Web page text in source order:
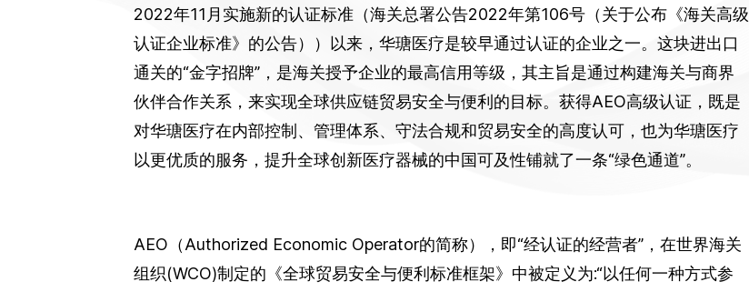
2022年11月实施新的认证标准（海关总署公告2022年第106号（关于公布《海关高级
认证企业标准》的公告））以来，华瑭医疗是较早通过认证的企业之一。这块进出口
通关的“金字招牌”，是海关授予企业的最高信用等级，其主旨是通过构建海关与商界
伙伴合作关系，来实现全球供应链贸易安全与便利的目标。获得AEO高级认证，既是
对华瑭医疗在内部控制、管理体系、守法合规和贸易安全的高度认可，也为华瑭医疗
以更优质的服务，提升全球创新医疗器械的中国可及性铺就了一条“绿色通道”。
AEO（Authorized Economic Operator的简称），即“经认证的经营者”，在世界海关
组织(WCO)制定的《全球贸易安全与便利标准框架》中被定义为:“以任何一种方式参